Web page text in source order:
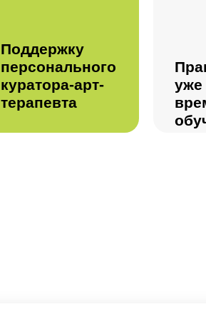
Поддержку
персонального
куратора-арт-
терапевта
уже